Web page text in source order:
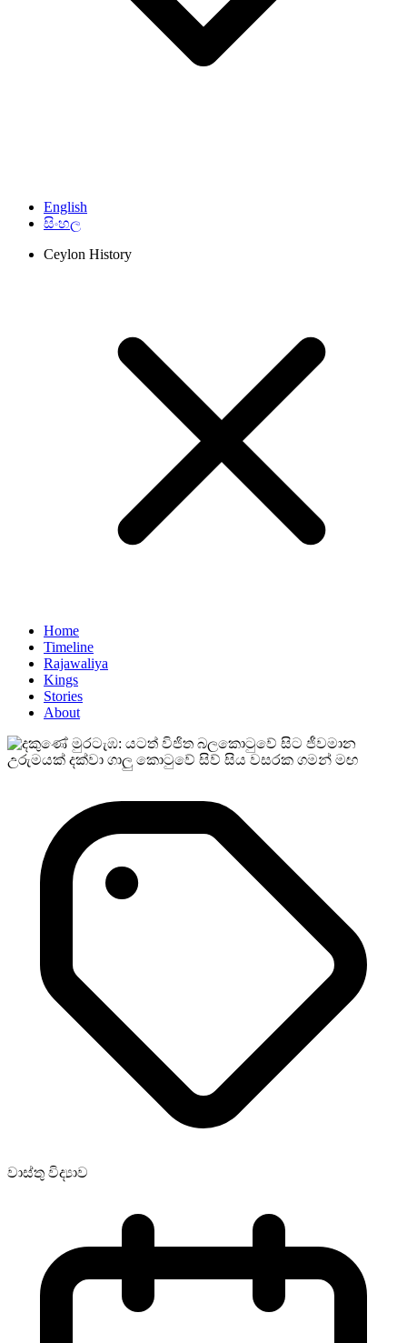
English
සිංහල
Ceylon History
Home
Timeline
Rajawaliya
Kings
Stories
About
වාස්තු විද්‍යාව